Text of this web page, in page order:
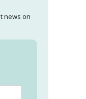
news on